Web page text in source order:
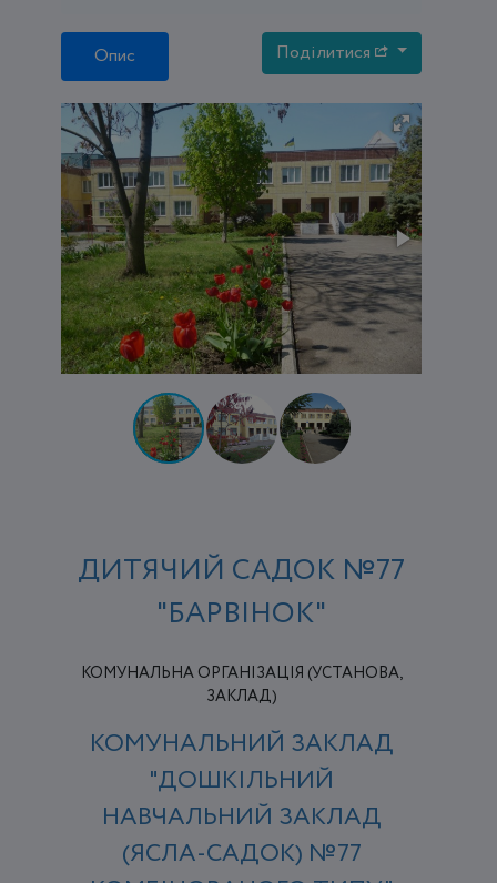
Опис Поділитися
ДИТЯЧИЙ САДОК №77
"БАРВІНОК"
КОМУНАЛЬНА ОРГАНІЗАЦІЯ (УСТАНОВА,
ЗАКЛАД)
КОМУНАЛЬНИЙ ЗАКЛАД
"ДОШКІЛЬНИЙ
НАВЧАЛЬНИЙ ЗАКЛАД
(ЯСЛА-САДОК) №77